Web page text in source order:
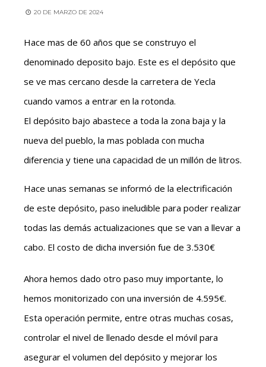
20 DE MARZO DE 2024
Hace mas de 60 años que se construyo el
denominado deposito bajo. Este es el depósito que
se ve mas cercano desde la carretera de Yecla
cuando vamos a entrar en la rotonda.
El depósito bajo abastece a toda la zona baja y la
nueva del pueblo, la mas poblada con mucha
diferencia y tiene una capacidad de un millón de litros.
Hace unas semanas se informó de la electrificación
de este depósito, paso ineludible para poder realizar
todas las demás actualizaciones que se van a llevar a
cabo. El costo de dicha inversión fue de 3.530€
Ahora hemos dado otro paso muy importante, lo
hemos monitorizado con una inversión de 4.595€.
Esta operación permite, entre otras muchas cosas,
controlar el nivel de llenado desde el móvil para
asegurar el volumen del depósito y mejorar los